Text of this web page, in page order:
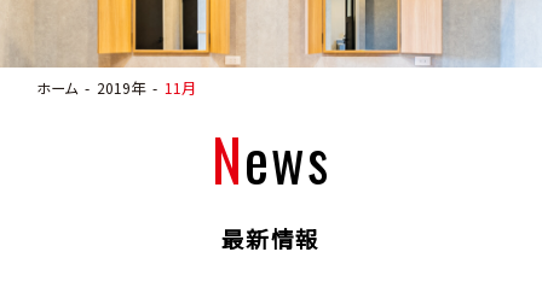
ホーム 2019年 11月
News
最新情報